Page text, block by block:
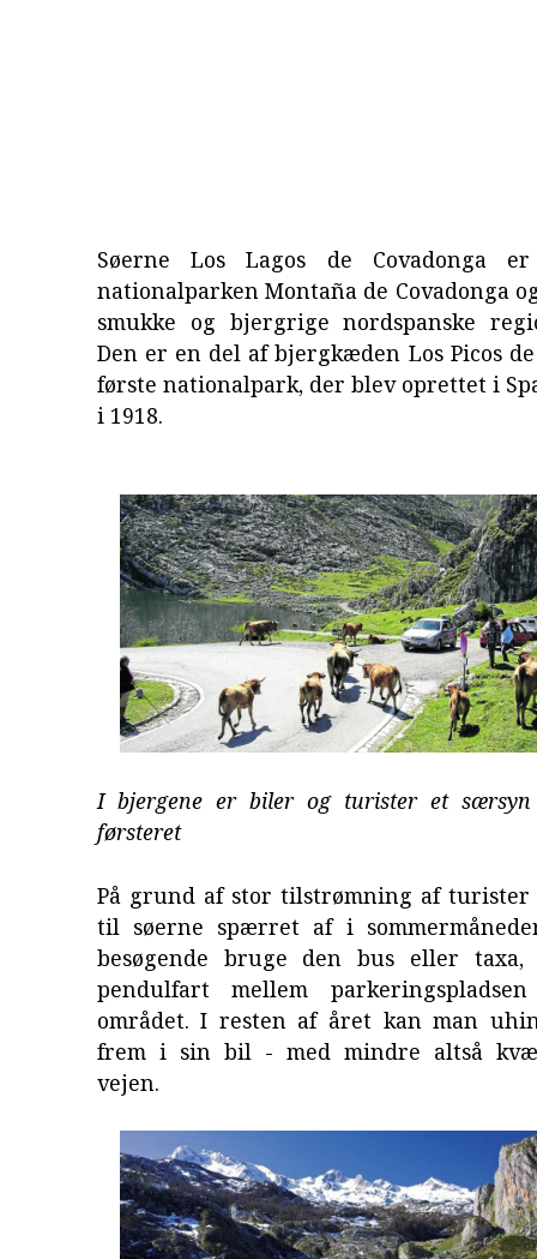
Søerne Los Lagos de Covadonga
nationalparken Montaña de Covadonga
smukke og bjergrige nordspanske
Den er en del af bjergkæden Los Picos
første nationalpark, der blev oprettet i
i 1918.
I bjergene er biler og turister et
førsteret
På grund af stor tilstrømning af
til søerne spærret af i
besøgende bruge den bus eller
pendulfart mellem
området. I resten af året kan man
frem i sin bil - med mindre altså
vejen.